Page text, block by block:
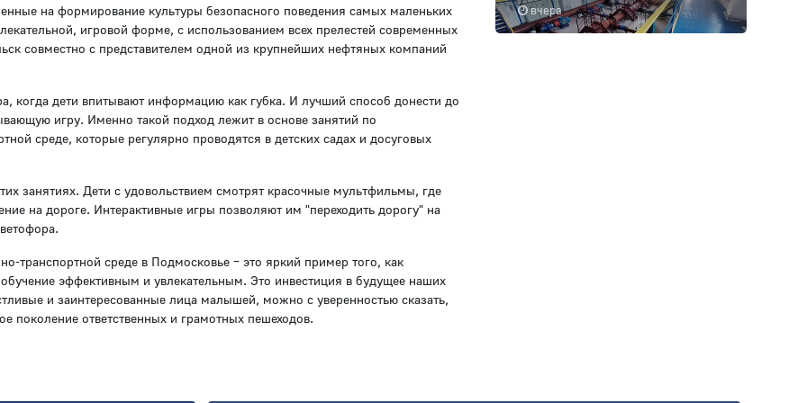
на формирование культуры безопасного поведения самых маленьких
игровой форме, с использованием всех прелестей современных
совместно с представителем одной из крупнейших нефтяных компаний
когда дети впитывают информацию как губка. И лучший способ донести до
игру. Именно такой подход лежит в основе занятий по
среде, которые регулярно проводятся в детских садах и досуговых
занятиях. Дети с удовольствием смотрят красочные мультфильмы, где
на дороге. Интерактивные игры позволяют им "переходить дорогу" на
транспортной среде в Подмосковье – это яркий пример того, как
эффективным и увлекательным. Это инвестиция в будущее наших
и заинтересованные лица малышей, можно с уверенностью сказать,
поколение ответственных и грамотных пешеходов.
вчера